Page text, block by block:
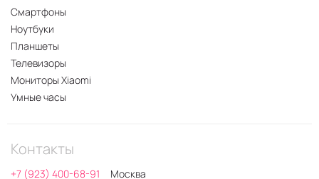
Смартфоны
Ноутбуки
Планшеты
Телевизоры
Мониторы Xiaomi
Умные часы
Контакты
+7 (923) 400-68-91 Москва